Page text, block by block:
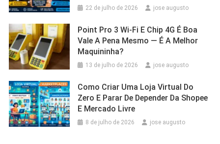
22 de julho de 2026 jose augusto
Point Pro 3 Wi‑Fi E Chip 4G É Boa
Vale A Pena Mesmo — É A Melhor
Maquininha?
13 de julho de 2026 jose augusto
Como Criar Uma Loja Virtual Do
Zero E Parar De Depender Da Shopee
E Mercado Livre
8 de julho de 2026 jose augusto